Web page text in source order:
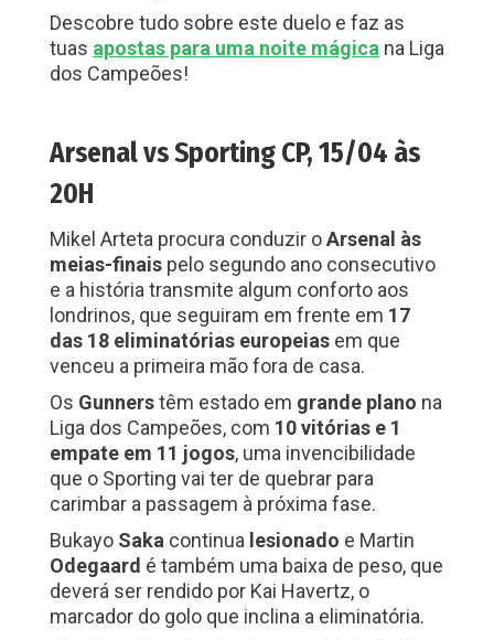
Descobre tudo sobre este duelo e faz as
tuas apostas para uma noite mágica na Liga
dos Campeões!
Arsenal vs Sporting CP, 15/04 às
20H
Mikel Arteta procura conduzir oArsenal às
meias-finaispelo segundo ano consecutivo
e a história transmite algum conforto aos
londrinos, que seguiram em frente em 17
das 18 eliminatórias europeiasem que
venceu a primeira mão fora de casa.
Os Gunnerstêm estado em grande plano na
Liga dos Campeões, com 10 vitórias e 1
empate em 11 jogos, uma invencibilidade
que o Sporting vai ter de quebrar para
carimbar a passagem à próxima fase.
Bukayo Saka continua lesionado e Martin
Odegaard é também uma baixa de peso, que
deverá ser rendido por Kai Havertz, o
marcador do golo que inclina a eliminatória.